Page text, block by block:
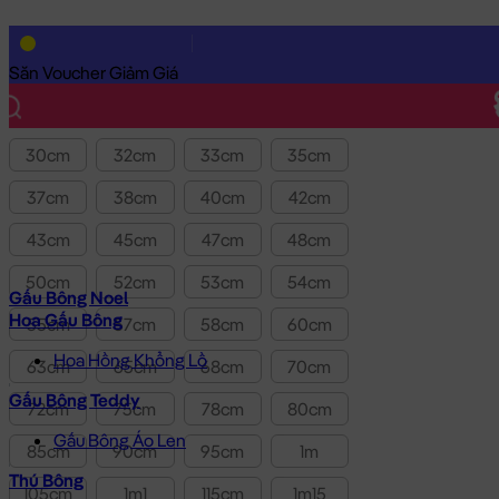
Săn Voucher Giảm Giá
Gấu Bông Noel
Hoa Gấu Bông
Hoa Hồng Khổng Lồ
Gấu Bông Teddy
Gấu Bông Áo Len
Thú Bông
Lọc theo Giá SP:
Giá
Kích thước
30cm 32cm 33cm
35cm
37cm
38cm 40cm
42cm
43cm
45cm 47cm
48cm
50cm
52cm 53cm
54cm
55cm
57cm 58cm
60cm
63cm
65cm 68cm
70cm
72cm
75cm 78cm
80cm
85cm
90cm 95cm
1m
105cm
1m1 115cm
1m15